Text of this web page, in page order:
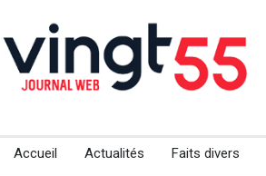
Accueil Actualités Faits divers